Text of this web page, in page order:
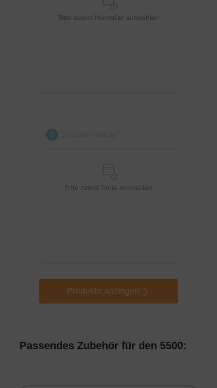
Bitte zuerst Hersteller auswählen
Bitte zuerst Serie auswählen
Produkte anzeigen
Passendes Zubehör für den 5500: